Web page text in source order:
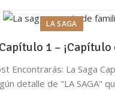
LA SAGA
1 –
Encontrarás: La Saga
detalle de "LA SAGA"